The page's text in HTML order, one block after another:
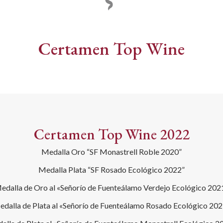
Certamen Top Wine
Certamen Top Wine 2022
Medalla Oro “SF Monastrell Roble 2020”
Medalla Plata “SF Rosado Ecológico 2022”
de Oro al «Señorío de Fuenteálamo Verdejo Ecológico
de Plata al «Señorío de Fuenteálamo Rosado Ecológico